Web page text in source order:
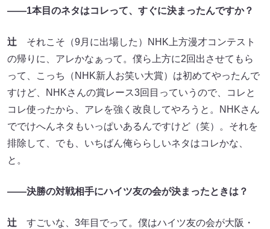
――1本目のネタはコレって、すぐに決まったんですか？
辻 それこそ（9月に出場した）NHK上方漫才コンテスト
の帰りに、アレかなぁって。僕ら上方に2回出させてもら
って、こっち（NHK新人お笑い大賞）は初めてやったんで
すけど、NHKさんの賞レース3回目っていうので、コレと
コレ使ったから、アレを強く改良してやろうと。NHKさん
ででけへんネタもいっぱいあるんですけど（笑）。それを
排除して、でも、いちばん俺ららしいネタはコレかな、
と。
――決勝の対戦相手にハイツ友の会が決まったときは？
辻 すごいな、3年目でって。僕はハイツ友の会が大阪・